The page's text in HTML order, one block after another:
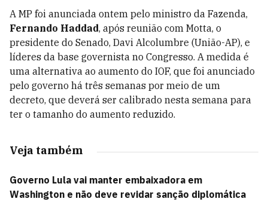
A MP foi anunciada ontem pelo ministro da Fazenda,
Fernando Haddad, após reunião com Motta, o
presidente do Senado, Davi Alcolumbre (União-AP), e
líderes da base governista no Congresso. A medida é
uma alternativa ao aumento do IOF, que foi anunciado
pelo governo há três semanas por meio de um
decreto, que deverá ser calibrado nesta semana para
ter o tamanho do aumento reduzido.
Veja também
Governo Lula vai manter embaixadora em
Washington e não deve revidar sanção diplomática